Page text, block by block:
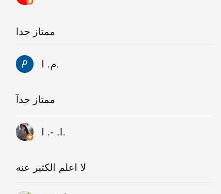
ممتاز جدا
م. ا.
ممتاز جدآ
ا. -. ا.
لا اعلم الكثير عنه